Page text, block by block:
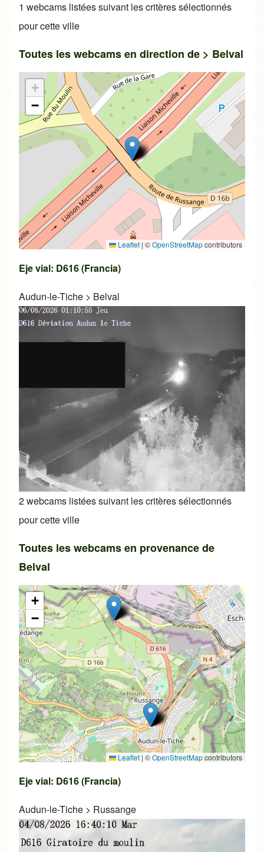
1 webcams listées suivant les critères sélectionnés
pour cette ville
Toutes les webcams en direction de > Belval
+
−
Leaflet |©OpenStreetMapcontributors
Eje vial: D616 (Francia)
Audun-le-Tiche > Belval
2 webcams listées suivant les critères sélectionnés
pour cette ville
Toutes les webcams en provenance de
Belval
+
−
Leaflet | ©OpenStreetMapcontributors
Eje vial: D616 (Francia)
Audun-le-Tiche > Russange